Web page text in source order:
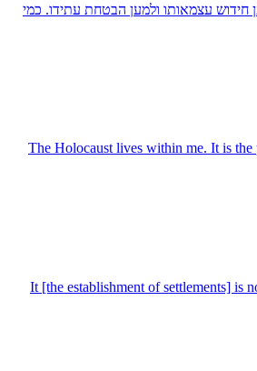
עצמאותו ולמען הבטחת עתידו. כמי
The Holocaust lives within me. It is
It [the establishment of settlements] is